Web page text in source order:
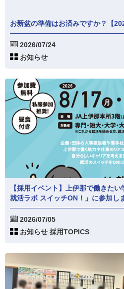
お新盆の準備はお済みですか？【
2026/07/24
お知らせ
【採用イベント】上伊那で働きた
就活ラボ スイッチON！」に参加し
2026/07/05
お知らせ 採用TOPICS